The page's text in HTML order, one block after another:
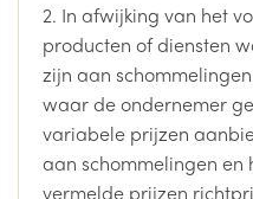
2. In afwijking van het
producten of diensten
zijn aan
waar de ondernemer
variabele prijzen
aan schommelingen en
vermelde prijzen